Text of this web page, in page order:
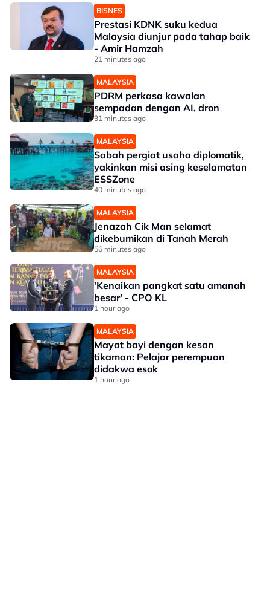
BISNES
Prestasi KDNK suku kedua
Malaysia diunjur pada tahap baik
- Amir Hamzah
21 minutes ago
MALAYSIA
PDRM perkasa kawalan
sempadan dengan AI, dron
31 minutes ago
MALAYSIA
Sabah pergiat usaha diplomatik,
yakinkan misi asing keselamatan
ESSZone
40 minutes ago
MALAYSIA
Jenazah Cik Man selamat
dikebumikan di Tanah Merah
56 minutes ago
MALAYSIA
'Kenaikan pangkat satu amanah
besar' - CPO KL
1 hour ago
MALAYSIA
Mayat bayi dengan kesan
tikaman: Pelajar perempuan
didakwa esok
1 hour ago